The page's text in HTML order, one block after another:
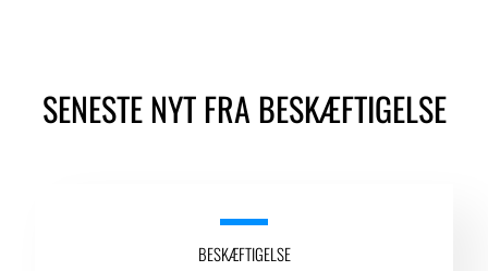
SENESTE NYT FRA BESKÆFTIGELSE
BESKÆFTIGELSE